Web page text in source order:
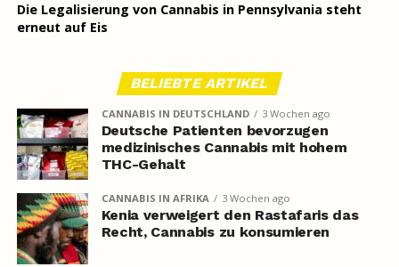
Die Legalisierung von Cannabis in Pennsylvania steht
erneut auf Eis
BELIEBTE ARTIKEL
CANNABIS IN DEUTSCHLAND 3 Wochen ago
Deutsche Patienten bevorzugen
medizinisches Cannabis mit hohem
THC-Gehalt
CANNABIS IN AFRIKA 3 Wochen ago
Kenia verweigert den Rastafaris das
Recht, Cannabis zu konsumieren